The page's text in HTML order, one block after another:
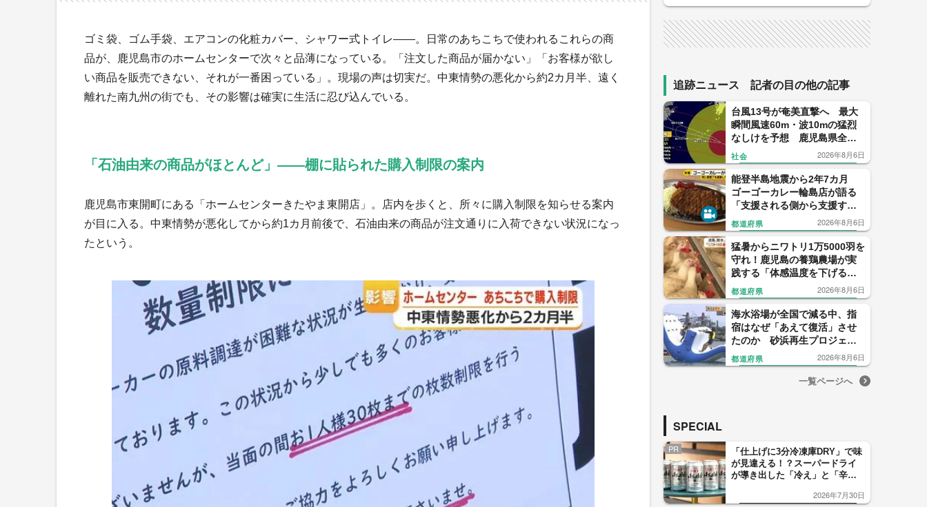
ゴミ袋、ゴム手袋、エアコンの化粧カバー、シャワー式トイレ——。日常のあちこちで使われるこれらの商
品が、鹿児島市のホームセンターで次々と品薄になっている。「注文した商品が届かない」「お客様が欲し
い商品を販売できない、それが一番困っている」。現場の声は切実だ。中東情勢の悪化から約2カ月半、遠く
離れた南九州の街でも、その影響は確実に生活に忍び込んでいる。
「石油由来の商品がほとんど」——棚に貼られた購入制限の案内
鹿児島市東開町にある「ホームセンターきたやま東開店」。店内を歩くと、所々に購入制限を知らせる案内
が目に入る。中東情勢が悪化してから約1カ月前後で、石油由来の商品が注文通りに入荷できない状況になっ
たという。
追跡ニュース 記者の目の他の記事
台風13号が奄美直撃へ 最大
瞬間風速60m・波10mの猛烈
なしけを予想 鹿児島県全域
がすでに強風域 気象予報士
解説
社会 2026年8月6日
能登半島地震から2年7カ月
ゴーゴーカレー輪島店が語る
「支援される側から支援する
側へ」
都道府県 2026年8月6日
猛暑からニワトリ1万5000羽を
守れ！鹿児島の養鶏農場が実
践する「体感温度を下げる」
驚きの暑さ対策
都道府県 2026年8月6日
海水浴場が全国で減る中、指
宿はなぜ「あえて復活」させ
たのか 砂浜再生プロジェク
トの舞台裏
都道府県 2026年8月6日
一覧ページへ
SPECIAL
PR
「仕上げに3分冷凍庫DRY」で味
が見違える！？スーパードライ
が導き出した「冷え」と「辛
した「辛口カーブ」が飲み頃の
2026年7月30日